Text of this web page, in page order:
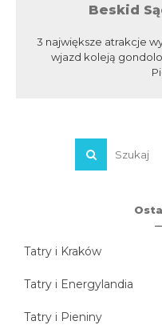
Beskid
3 największe atrakcje
wjazd koleją
Tatry i Kraków
Tatry i Energylandia
Tatry i Pieniny